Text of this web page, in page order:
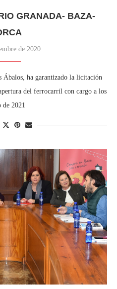
GRANADA- BAZA-
de 2020
ha garantizado la licitación
del ferrocarril con cargo a los
de 2021